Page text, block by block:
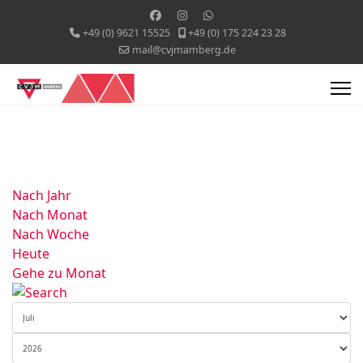
+49 (0) 9621 15525
+49 (0) 175 224 23 28
mail@cvjmamberg.de
Nach Jahr
Nach Monat
Nach Woche
Heute
Gehe zu Monat